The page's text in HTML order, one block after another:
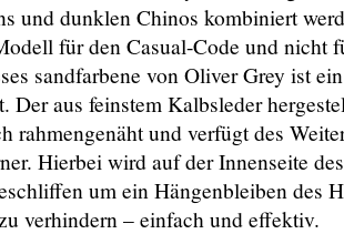
und dunklen Chinos kombiniert
für den Casual-Code und nicht
sandfarbene von Oliver Grey ist
Der aus feinstem Kalbsleder
rahmengenäht und verfügt des
Hierbei wird auf der Innenseite
um ein Hängenbleiben des
verhindern – einfach und effektiv.